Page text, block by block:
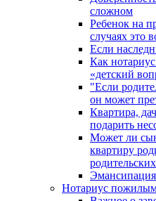
сложном
Ребенок на
случаях это
Если
Как
«детский
"Если
он может
Квартира,
подарить
Может ли
квартиру
Эмансипация
Нотариус